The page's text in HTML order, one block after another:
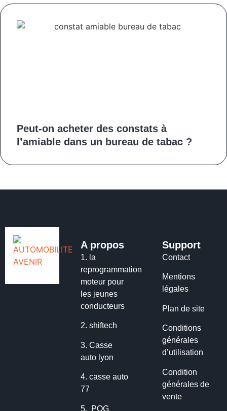
Peut-on acheter des constats à
l’amiable dans un bureau de tabac ?
A propos
1. la
reprogrammation
moteur pour
les jeunes
conducteurs
2.shiftech
3.Casse
auto lyon
4.casse auto
77
5. POG
Support
Contact
Mentions
légales
Plan de site
Conditions
générales
d’utilisation
Condition
générales de
vente